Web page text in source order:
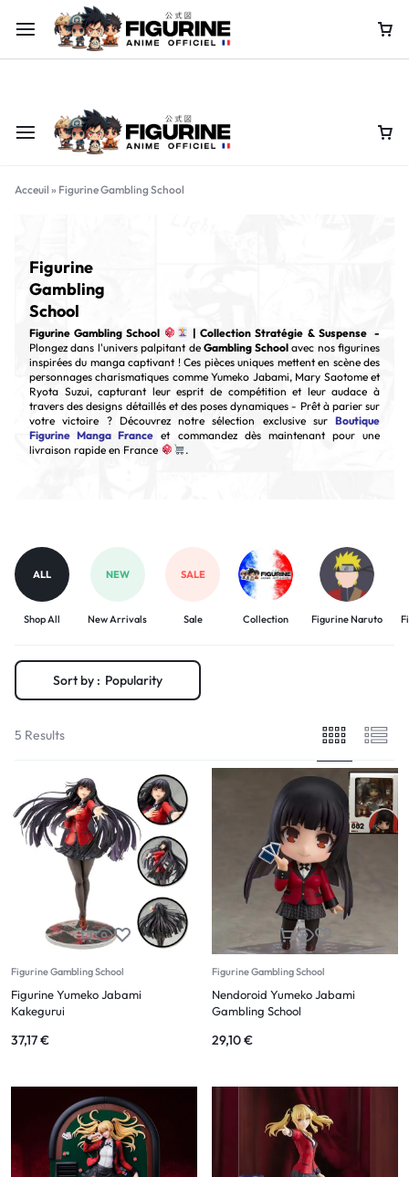
Offre limitée : jusqu’à -60% sur nos figurines collector !
Acceuil » Figurine Gambling School
Figurine
Gambling
School
Figurine Gambling School
| Collection Stratégie & Suspense -
Plongez dans l'univers palpitant deGambling Schoolavec nos figurines
inspirées du manga captivant ! Ces pièces uniques mettent en scène des
personnages charismatiques comme Yumeko Jabami, Mary Saotome et
Ryota Suzui, capturant leur esprit de compétition et leur audace à
travers des designs détaillés et des poses dynamiques - Prêt à parier sur
votre victoire ? Découvrez notre sélection exclusive sur Boutique
Figurine Manga France et commandez dès maintenant pour une
livraison rapide en France
.
ALL
Shop All
NEW
New Arrivals
SALE
Sale Collection Figurine Naruto
Sort by : Popularity
5 Results
Figurine Gambling School
Figurine Yumeko Jabami
Kakegurui
37,17€
Figurine Gambling School
Nendoroid Yumeko Jabami
Gambling School
29,10€